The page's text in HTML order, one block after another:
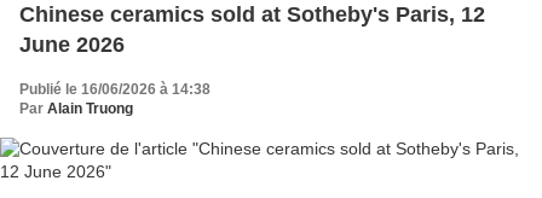
Chinese ceramics sold at Sotheby's Paris, 12
June 2026
Publié le 16/06/2026 à 14:38
Par Alain Truong